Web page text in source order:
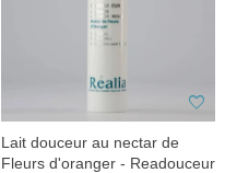
favorite
Lait douceur au nectar de
Fleurs d'oranger - Readouceur